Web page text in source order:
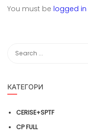
You must be logged in
КАТЕГОРИ
CERISE+SPTF
CP FULL